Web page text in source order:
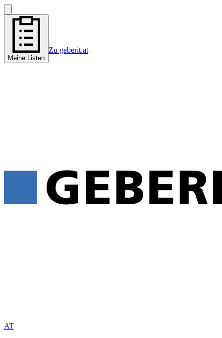
Meine Listen
Zu geberit.at
AT